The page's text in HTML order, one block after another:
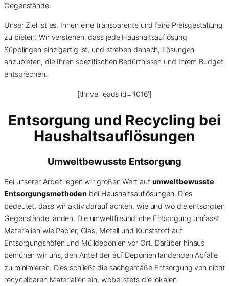
Gegenstände.
Unser Ziel ist es, Ihnen eine transparente und faire Preisgestaltung
zu bieten. Wir verstehen, dass jede Haushaltsauflösung
Süpplingen einzigartig ist, und streben danach, Lösungen
anzubieten, die Ihren spezifischen Bedürfnissen und Ihrem Budget
entsprechen.
[thrive_leads id=’1016′]
Entsorgung und Recycling bei
Haushaltsauflösungen
Umweltbewusste Entsorgung
Bei unserer Arbeit legen wir großen Wert auf umweltbewusste
Entsorgungsmethoden bei Haushaltsauflösungen. Dies
bedeutet, dass wir aktiv darauf achten, wie und wo die entsorgten
Gegenstände landen. Die umweltfreundliche Entsorgung umfasst
Materialien wie Papier, Glas, Metall und Kunststoff auf
Entsorgungshöfen und Mülldeponien vor Ort. Darüber hinaus
bemühen wir uns, den Anteil der auf Deponien landenden Abfälle
zu minimieren. Dies schließt die sachgemäße Entsorgung von nicht
recycelbaren Materialien ein, wobei stets die lokalen